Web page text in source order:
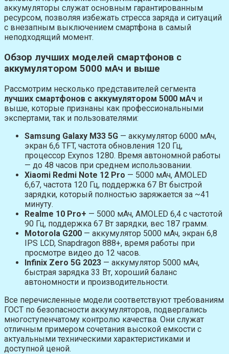
аккумуляторы служат основным гарантированным
ресурсом, позволяя избежать стресса заряда и ситуаций
с внезапным выключением смартфона в самый
неподходящий момент.
Обзор лучших моделей смартфонов с
аккумулятором 5000 мАч и выше
Рассмотрим несколько представителей сегмента
лучших смартфонов с аккумулятором 5000 мАч и
выше, которые признаны как профессиональными
экспертами, так и пользователями:
Samsung Galaxy M33 5G — аккумулятор 6000 мАч,
экран 6,6 TFT, частота обновления 120 Гц,
процессор Exynos 1280. Время автономной работы
— до 48 часов при среднем использовании.
Xiaomi Redmi Note 12 Pro — 5000 мАч, AMOLED
6,67, частота 120 Гц, поддержка 67 Вт быстрой
зарядки, который полностью заряжается за ~41
минуту.
Realme 10 Pro+ — 5000 мАч, AMOLED 6,4 с частотой
90 Гц, поддержка 67 Вт зарядки, вес 187 грамм.
Motorola G200 — аккумулятор 5000 мАч, экран 6,8
IPS LCD, Snapdragon 888+, время работы при
просмотре видео до 12 часов.
Infinix Zero 5G 2023 — аккумулятор 5000 мАч,
быстрая зарядка 33 Вт, хороший баланс
автономности и производительности.
Все перечисленные модели соответствуют требованиям
ГОСТ по безопасности аккумуляторов, подвергались
многоступенчатому контролю качества. Они служат
отличным примером сочетания высокой емкости с
актуальными техническими характеристиками и
доступной ценой.